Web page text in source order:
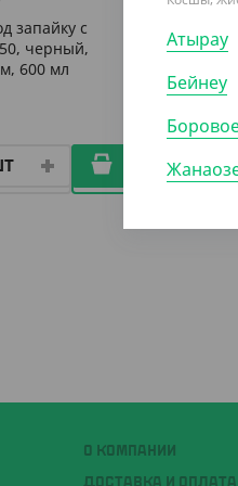
запайку с
черный,
600 мл
УП (80)
О КОМПАНИИ
ДОСТАВКА И ОПЛАТА
Атырау
Бейнеу